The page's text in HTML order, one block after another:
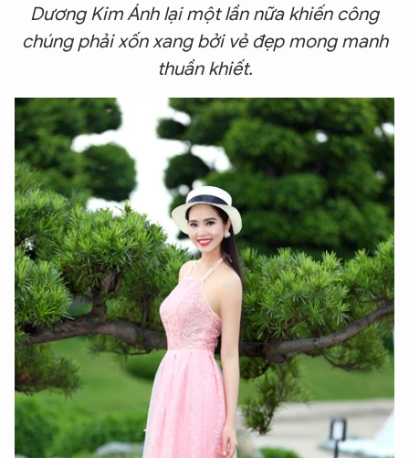
Dương Kim Ánh lại một lần nữa khiến công
chúng phải xốn xang bởi vẻ đẹp mong manh
thuần khiết.